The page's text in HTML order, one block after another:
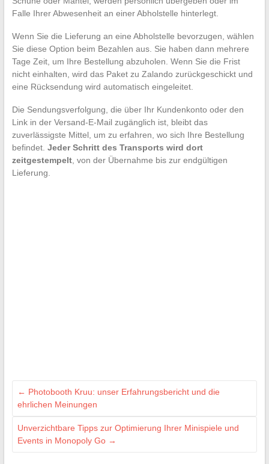
Falle Ihrer Abwesenheit an einer Abholstelle hinterlegt.
Wenn Sie die Lieferung an eine Abholstelle bevorzugen, wählen
Sie diese Option beim Bezahlen aus. Sie haben dann mehrere
Tage Zeit, um Ihre Bestellung abzuholen. Wenn Sie die Frist
nicht einhalten, wird das Paket zu Zalando zurückgeschickt und
eine Rücksendung wird automatisch eingeleitet.
Die Sendungsverfolgung, die über Ihr Kundenkonto oder den
Link in der Versand-E-Mail zugänglich ist, bleibt das
zuverlässigste Mittel, um zu erfahren, wo sich Ihre Bestellung
befindet. Jeder Schritt des Transports wird dort
zeitgestempelt, von der Übernahme bis zur endgültigen
Lieferung.
← Photobooth Kruu: unser Erfahrungsbericht und die
ehrlichen Meinungen
Unverzichtbare Tipps zur Optimierung Ihrer Minispiele und
Events in Monopoly Go →